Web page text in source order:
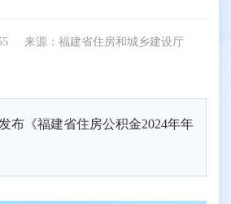
来源：福建省住房和城乡建设厅
布《福建省住房公积金2024年年